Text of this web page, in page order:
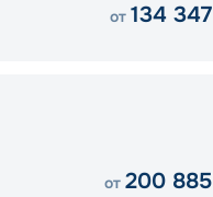
от 134 347
от 200 885